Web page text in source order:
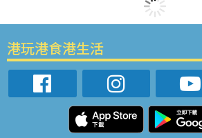
港玩港食港生活